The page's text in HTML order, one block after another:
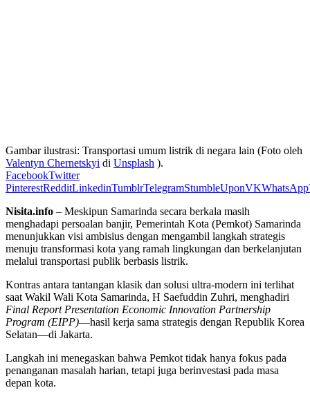
Gambar ilustrasi: Transportasi umum listrik di negara lain (Foto oleh
Valentyn Chernetskyi di Unsplash ).
FacebookTwitter
PinterestRedditLinkedinTumblrTelegramStumbleUponVKWhatsApp
Nisita.info – Meskipun Samarinda secara berkala masih
menghadapi persoalan banjir, Pemerintah Kota (Pemkot) Samarinda
menunjukkan visi ambisius dengan mengambil langkah strategis
menuju transformasi kota yang ramah lingkungan dan berkelanjutan
melalui transportasi publik berbasis listrik.
Kontras antara tantangan klasik dan solusi ultra-modern ini terlihat
saat Wakil Wali Kota Samarinda, H Saefuddin Zuhri, menghadiri
Final Report Presentation Economic Innovation Partnership
Program (EIPP)—hasil kerja sama strategis dengan Republik Korea
Selatan—di Jakarta.
Langkah ini menegaskan bahwa Pemkot tidak hanya fokus pada
penanganan masalah harian, tetapi juga berinvestasi pada masa
depan kota.